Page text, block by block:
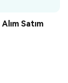
Satım